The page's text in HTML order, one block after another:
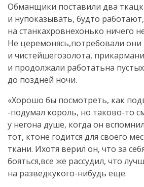
Обманщики поставили два
и нупоказывать, будто
на станкахровнехонько ничего
Не церемонясь,потребовали
и чистейшегозолота,
и продолжали работатьна
до поздней ночи.
«Хорошо бы посмотреть, как
-подумал король, но таково-то
у негона душе, когда он
тот, ктоне годится для своего
ткани. Ихотя верил он, что за
бояться,все же рассудил, что
на разведкукого-нибудь еще.